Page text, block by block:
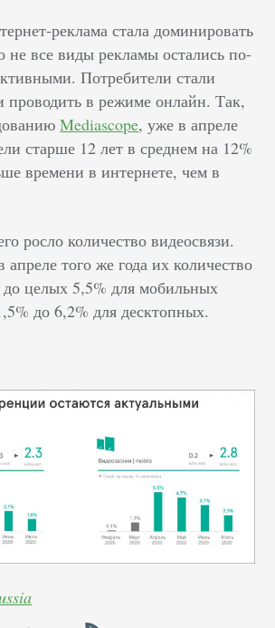
реклама стала доминировать
не все виды рекламы остались по-
Потребители стали
проводить в режиме онлайн. Так,
Mediascope, уже в апреле
старше 12 лет в среднем на 12%
времени в интернете, чем в
росло количество видеосвязи.
апреле того же года их количество
целых 5,5% для мобильных
до 6,2% для десктопных.